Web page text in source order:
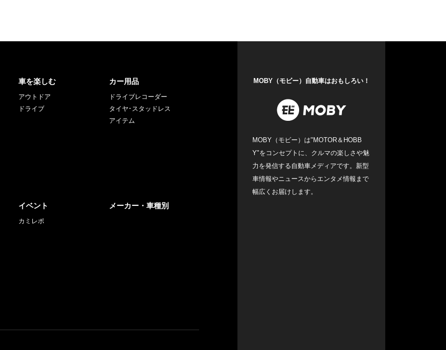
車を楽しむ
アウトドア
ドライブ
カー用品
ドライブレコーダー
タイヤ･スタッドレス
アイテム
イベント
カミレポ
メーカー・車種別
MOBY（モビー）自動車はおもしろい！
MOBY（モビー）は"MOTOR＆HOBB
Y"をコンセプトに、クルマの楽しさや魅
力を発信する自動車メディアです。新型
車情報やニュースからエンタメ情報まで
幅広くお届けします。